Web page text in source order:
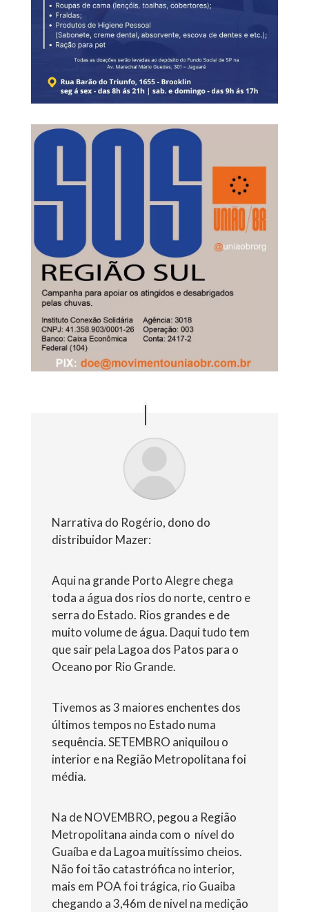
Narrativa do Rogério, dono do
distribuidor Mazer:
Aqui na grande Porto Alegre chega
toda a água dos rios do norte, centro e
serra do Estado. Rios grandes e de
muito volume de água. Daqui tudo tem
que sair pela Lagoa dos Patos para o
Oceano por Rio Grande.
Tivemos as 3 maiores enchentes dos
últimos tempos no Estado numa
sequência. SETEMBRO aniquilou o
interior e na Região Metropolitana foi
média.
Na de NOVEMBRO, pegou a Região
Metropolitana ainda com o nível do
Guaíba e da Lagoa muitíssimo cheios.
Não foi tão catastrófica no interior,
mais em POA foi trágica, rio Guaiba
chegando a 3,46m de nivel na medição